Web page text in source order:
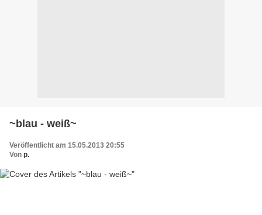
~blau - weiß~
Veröffentlicht am 15.05.2013 20:55
Von p.